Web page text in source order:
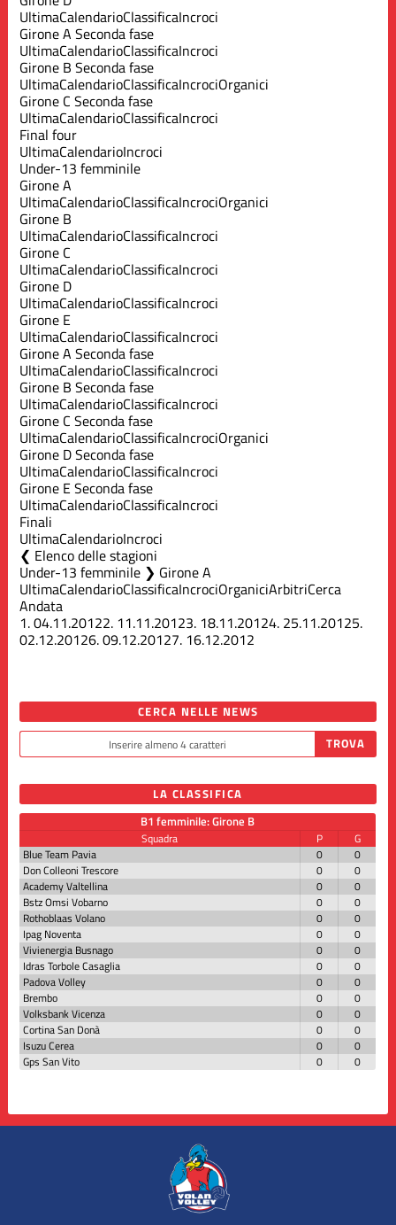
UltimaCalendarioClassificaIncroci
Girone A Seconda fase
UltimaCalendarioClassificaIncroci
Girone B Seconda fase
UltimaCalendarioClassificaIncrociOrganici
Girone C Seconda fase
UltimaCalendarioClassificaIncroci
Final four
UltimaCalendarioIncroci
Under-13 femminile
Girone A
UltimaCalendarioClassificaIncrociOrganici
Girone B
UltimaCalendarioClassificaIncroci
Girone C
UltimaCalendarioClassificaIncroci
Girone D
UltimaCalendarioClassificaIncroci
Girone E
UltimaCalendarioClassificaIncroci
Girone A Seconda fase
UltimaCalendarioClassificaIncroci
Girone B Seconda fase
UltimaCalendarioClassificaIncroci
Girone C Seconda fase
UltimaCalendarioClassificaIncrociOrganici
Girone D Seconda fase
UltimaCalendarioClassificaIncroci
Girone E Seconda fase
UltimaCalendarioClassificaIncroci
Finali
UltimaCalendarioIncroci
Elenco delle stagioni
Under-13 femminile ❯ Girone A
UltimaCalendarioClassificaIncrociOrganiciArbitriCerca
Andata
1.04.11.20122. 11.11.20123. 18.11.20124. 25.11.20125.
02.12.20126.09.12.20127. 16.12.2012
CERCA NELLE NEWS
LA CLASSIFICA
B1 femminile: Girone B
Squadra P
G
Blue Team Pavia
0
0
Don Colleoni Trescore
0
0
Academy Valtellina
0
0
Bstz Omsi Vobarno
0
0
Rothoblaas Volano
0
0
Ipag Noventa
0
0
Vivienergia Busnago
0
0
Idras Torbole Casaglia
0
0
Padova Volley
0
0
Brembo
0
0
Volksbank Vicenza
0
0
Cortina San Donà
0
0
Isuzu Cerea
0
0
Gps San Vito
0 0